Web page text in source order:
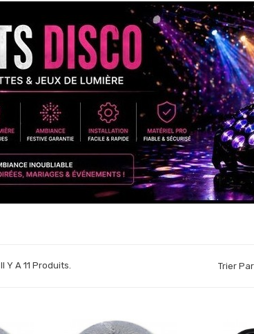
Il Y A 11 Produits. Trier